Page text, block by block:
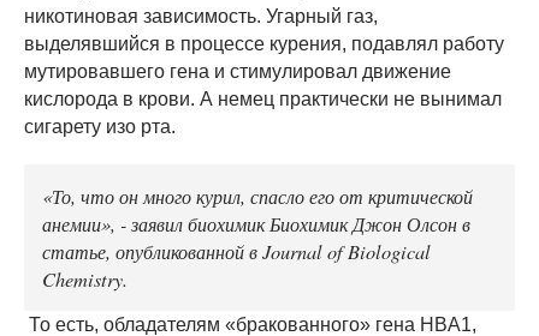
никотиновая зависимость. Угарный газ,
выделявшийся в процессе курения, подавлял работу
мутировавшего гена и стимулировал движение
кислорода в крови. А немец практически не вынимал
сигарету изо рта.
«То, что он много курил, спасло его от критической
анемии», - заявил биохимик Биохимик Джон Олсон в
статье, опубликованной в Journal of Biological
Chemistry.
То есть, обладателям «бракованного» гена HBA1,